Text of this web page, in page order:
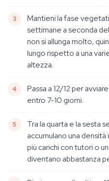
Mantieni la fase
settimane a seconda
non si allunga molto,
lungo rispetto a una
altezza.
Passa a 12/12 per
entro 7-10 giorni.
Tra la quarta e la sesta
accumulano una
più carichi con tutori o
diventano abbastanza